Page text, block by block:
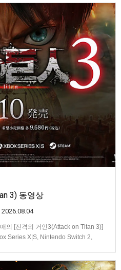
, 글로벌 히트작 '팰월드(Palworld)'를
3) 동영상
2026.08.04
의 [진격의 거인3(Attack on Titan 3)]
Series X|S, Nintendo Switch 2,